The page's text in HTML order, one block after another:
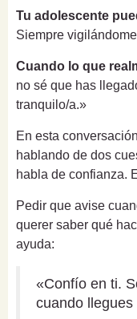
Tu adolescente
Siempre
Cuando lo que
no sé que has
tranquilo/a.»
En esta
hablando de dos
habla de confianza.
Pedir que avise
querer saber qué
ayuda:
«Confío en ti.
cuando